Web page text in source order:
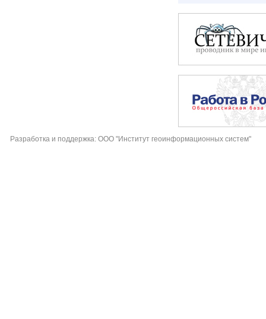
Разработка и поддержка: ООО "Институт геоинформационных систем"